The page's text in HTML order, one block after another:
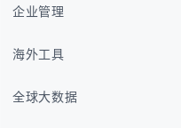
企业管理
海外工具
全球大数据